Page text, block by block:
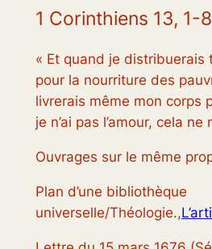
1 Corinthiens 13, 1-
« Et quand je distribuerais
pour la nourriture des
livrerais même mon corps
je n’ai pas l’amour, cela
Ouvrages sur le même
Plan d’une bibliothèque
universelle/Théologie.,